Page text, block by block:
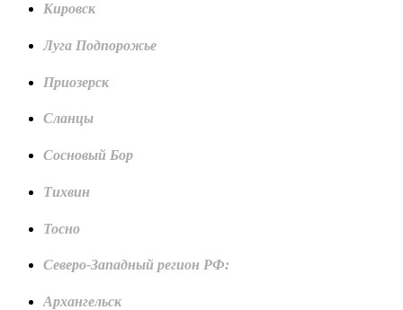
Кировск
Луга Подпорожье
Приозерск
Сланцы
Сосновый Бор
Тихвин
Тосно
Северо-Западный регион РФ:
Архангельск